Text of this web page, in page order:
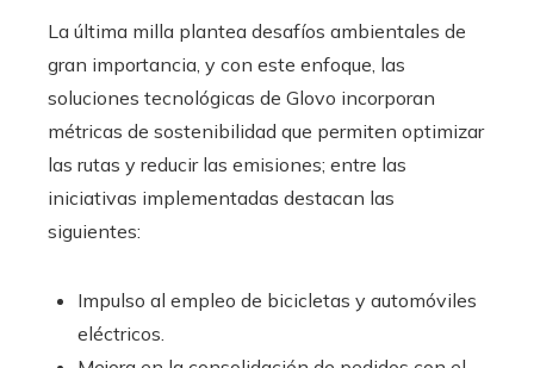
La última milla plantea desafíos ambientales de
gran importancia, y con este enfoque, las
soluciones tecnológicas de Glovo incorporan
métricas de sostenibilidad que permiten optimizar
las rutas y reducir las emisiones; entre las
iniciativas implementadas destacan las
siguientes:
Impulso al empleo de bicicletas y automóviles
eléctricos.